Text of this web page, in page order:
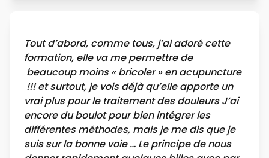
Tout d’abord, comme tous, j’ai adoré cette
formation, elle va me permettre de
beaucoup moins « bricoler » en acupuncture
!!! et surtout, je vois déjà qu’elle apporte un
vrai plus pour le traitement des douleurs J’ai
encore du boulot pour bien intégrer les
différentes méthodes, mais je me dis que je
suis sur la bonne voie … Le principe de nous